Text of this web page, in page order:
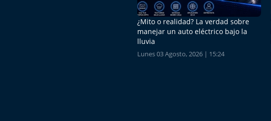
¿Mito o realidad? La verdad sobre
manejar un auto eléctrico bajo la
lluvia
Lunes 03 Agosto, 2026 | 15:24